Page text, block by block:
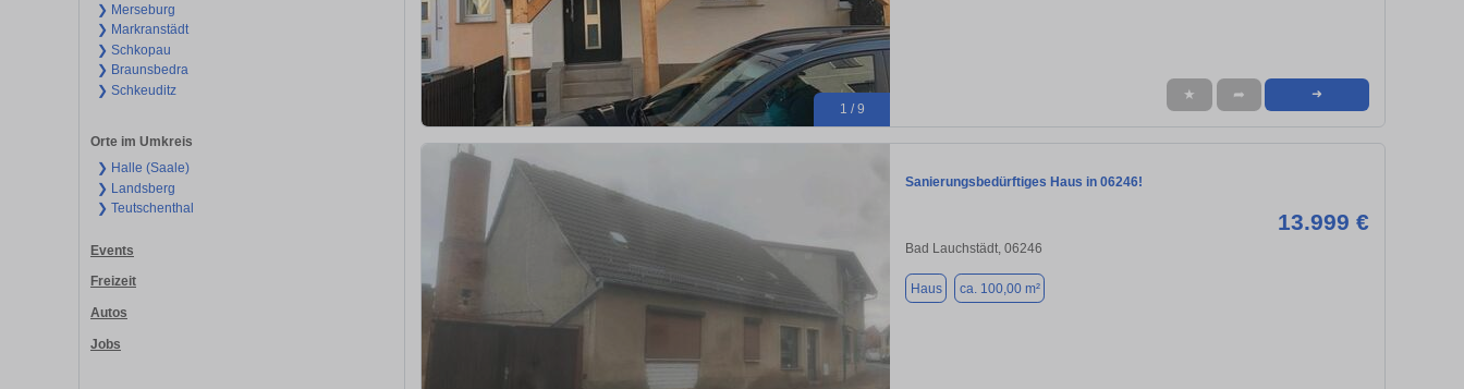
❯ Merseburg
❯ Markranstädt
❯ Schkopau
❯ Braunsbedra
❯ Schkeuditz
Orte im Umkreis
❯ Halle (Saale)
❯ Landsberg
❯ Teutschenthal
Events
Freizeit
Autos
Jobs
1 / 9
★ ➦ ➜
Sanierungsbedürftiges Haus in 06246!
13.999 €
Bad Lauchstädt, 06246
Haus ca. 100,00 m²